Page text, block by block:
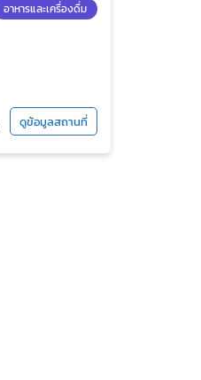
อาหารและเครื่องดื่ม
ดูข้อมูลสถานที่